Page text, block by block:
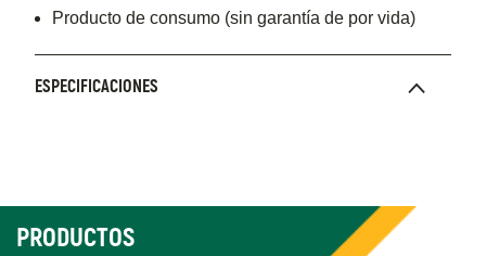
Producto de consumo (sin garantía de por vida)
ESPECIFICACIONES
PRODUCTOS